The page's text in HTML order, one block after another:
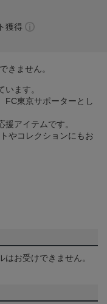
獲得
きません。
ます。
FC東京サポーターとし
アイテムです。
やコレクションにもお
お受けできません。